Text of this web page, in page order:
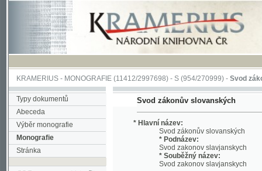
KRAMERIUS-MONOGRAFIE(11412/2997698) -S (954/270999)-Svod zákonův
Typy dokumentů
Abeceda
Výběr monografie
Monografie
Stránka
PDF Vytvořit
rozsah stran: (max. 20)
Svod zákonův slovanských
* Hlavní název:
Svod zákonův slovanských
* Podnázev:
Svod zakonov slavjanskych
* Souběžný název:
Svod zakonov slavjanskych
* Přispěvatel: